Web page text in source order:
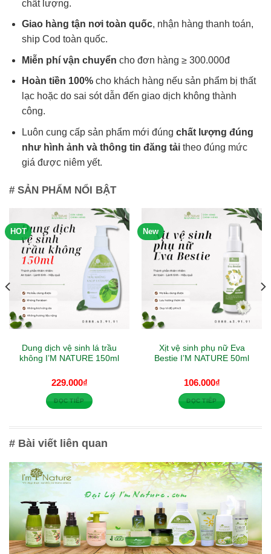
chất lượng.
Giao hàng tận nơi toàn quốc, nhận hàng thanh toán,
ship Cod toàn quốc.
Miễn phí vận chuyển cho đơn hàng ≥ 300.000đ
Hoàn tiền 100%cho khách hàng nếu sản phẩm bị thất
lạc hoặc do sai sót dẫn đến giao dịch không thành
công.
Luôn cung cấp sản phẩm mới đúng chất lượng đúng
như hình ảnh và thông tin đăng tảitheo đúng mức
giá được niêm yết.
# SẢN PHẨM NỔI BẬT
HOT
Dung dịch vệ sinh lá trầu
không I’M NATURE 150ml
229.000₫
ĐỌC TIẾP
New
Xịt vệ sinh phụ nữ Eva
Bestie I’M NATURE 50ml
106.000₫
ĐỌC TIẾP
# Bài viết liên quan